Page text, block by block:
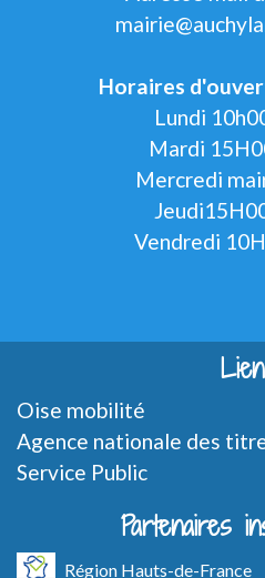
Horaires
Lundi
Mardi
Mercredi
Vendredi
Oise mobilité
Agence nationale des
Service Public
Partenaires
Région Hauts-de-France